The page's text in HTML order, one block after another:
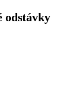
odstávky